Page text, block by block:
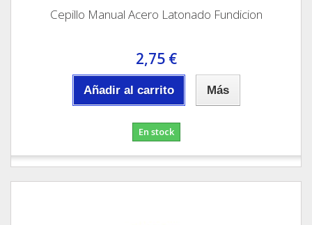
Cepillo Manual Acero Latonado Fundicion
2,75 €
Añadir al carrito Más
En stock